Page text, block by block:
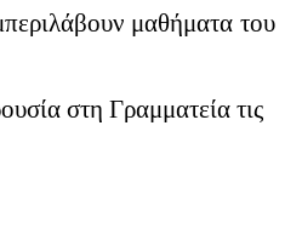
μαθήματα του
στη Γραμματεία τις